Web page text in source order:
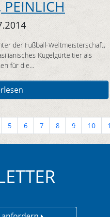
PEINLICH
der Fußball-Weltmeisterschaft,
Kugelgürteltier als
für die…
5 6 7 8 9 10